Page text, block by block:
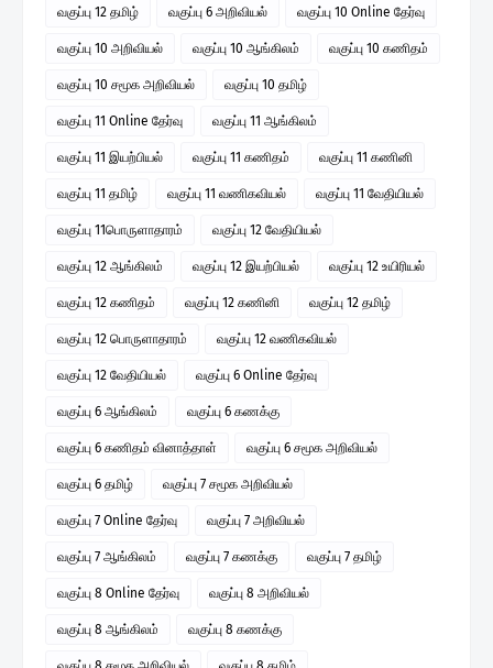
வகுப்பு 12 தமிழ் வகுப்பு 6 அறிவியல் வகுப்பு 10 Online தேர்வு
வகுப்பு 10 அறிவியல் வகுப்பு 10 ஆங்கிலம் வகுப்பு 10 கணிதம்
வகுப்பு 10 சமூக அறிவியல் வகுப்பு 10 தமிழ்
வகுப்பு 11 Online தேர்வு வகுப்பு 11 ஆங்கிலம்
வகுப்பு 11 இயற்பியல் வகுப்பு 11 கணிதம் வகுப்பு 11 கணினி
வகுப்பு 11 தமிழ் வகுப்பு 11 வணிகவியல் வகுப்பு 11 வேதியியல்
வகுப்பு 11பொருளாதாரம் வகுப்பு 12 வேதியியல்
வகுப்பு 12 ஆங்கிலம் வகுப்பு 12 இயற்பியல் வகுப்பு 12 உயிரியல்
வகுப்பு 12 கணிதம் வகுப்பு 12 கணினி வகுப்பு 12 தமிழ்
வகுப்பு 12 பொருளாதாரம் வகுப்பு 12 வணிகவியல்
வகுப்பு 12 வேதியியல் வகுப்பு 6 Online தேர்வு
வகுப்பு 6 ஆங்கிலம் வகுப்பு 6 கணக்கு
வகுப்பு 6 கணிதம் வினாத்தாள் வகுப்பு 6 சமூக அறிவியல்
வகுப்பு 6 தமிழ் வகுப்பு 7 சமூக அறிவியல்
வகுப்பு 7 Online தேர்வு வகுப்பு 7 அறிவியல்
வகுப்பு 7 ஆங்கிலம் வகுப்பு 7 கணக்கு வகுப்பு 7 தமிழ்
வகுப்பு 8 Online தேர்வு வகுப்பு 8 அறிவியல்
வகுப்பு 8 ஆங்கிலம் வகுப்பு 8 கணக்கு